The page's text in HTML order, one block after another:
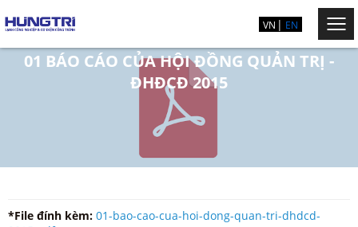
VN EN
01 BÁO CÁO CỦA HỘI ĐỒNG QUẢN TRỊ -
ĐHĐCĐ 2015
*File đính kèm: 01-bao-cao-cua-hoi-dong-quan-tri-dhdcd-